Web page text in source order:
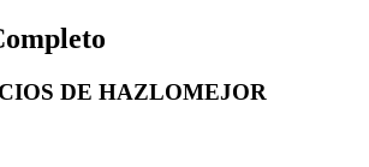
DE HAZLOMEJOR